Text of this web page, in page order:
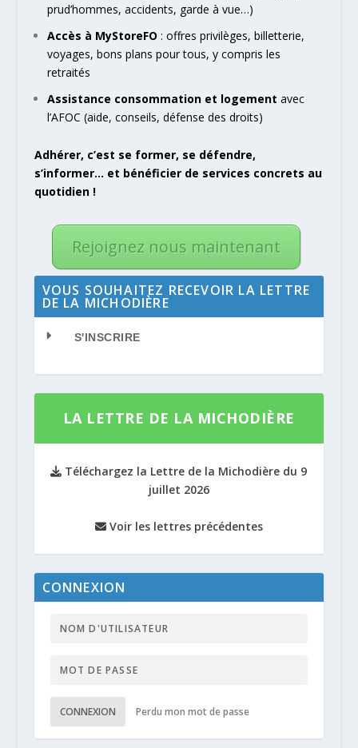
prud’hommes, accidents, garde à vue…)
Accès à MyStoreFO : offres privilèges, billetterie,
voyages, bons plans pour tous, y compris les
retraités
Assistance consommation et logement avec
l’AFOC (aide, conseils, défense des droits)
Adhérer, c’est se former, se défendre,
s’informer… et bénéficier de services concrets au
quotidien !
Rejoignez nous maintenant
VOUS SOUHAITEZ RECEVOIR LA LETTRE
DE LA MICHODIÈRE
S'INSCRIRE
LA LETTRE DE LA MICHODIÈRE
Téléchargez la Lettre de la Michodière du 9
juillet 2026
Voir les lettres précédentes
CONNEXION
CONNEXION Perdu mon mot de passe